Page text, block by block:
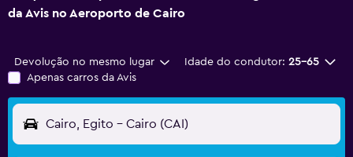
da Avis no Aeroporto de Cairo
Devolução no mesmo lugar Idade do condutor: 25-65
Apenas carros da Avis
Cairo, Egito - Cairo (CAI)